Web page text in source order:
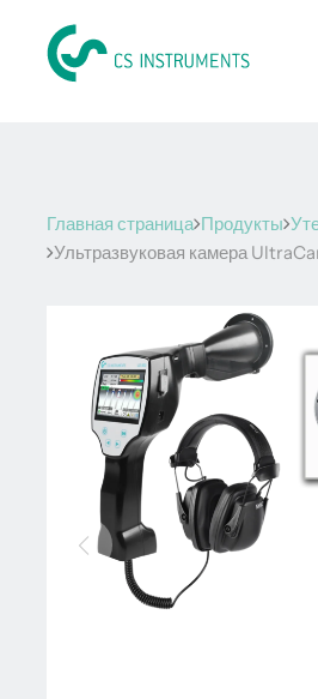
Главная страница Продукты
Ультразвуковая камера